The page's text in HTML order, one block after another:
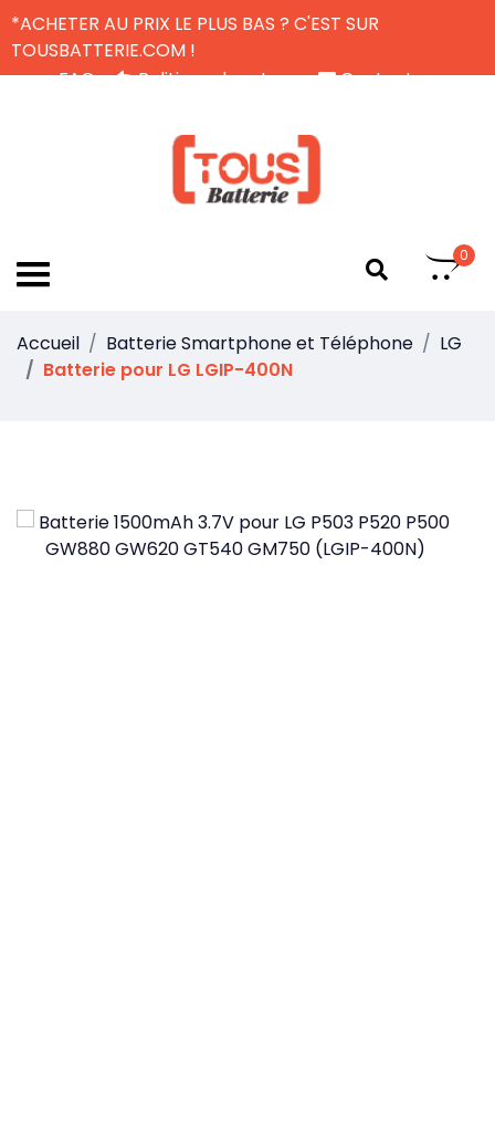
*ACHETER AU PRIX LE PLUS BAS ? C'EST SUR
TOUSBATTERIE.COM !
FAQ
Politique de retour
Contactez-nous
0
Accueil Batterie Smartphone et Téléphone
LG
Batterie pour LG LGIP-400N